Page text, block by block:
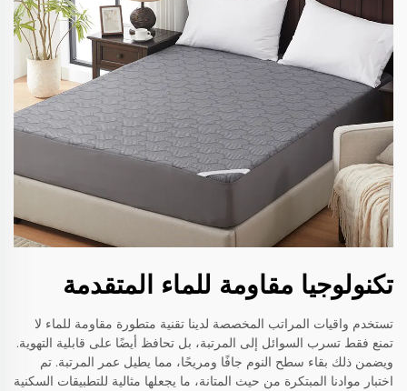
تكنولوجيا مقاومة للماء المتقدمة
تستخدم واقيات المراتب المخصصة لدينا تقنية متطورة مقاومة للماء لا
تمنع فقط تسرب السوائل إلى المرتبة، بل تحافظ أيضًا على قابلية التهوية.
ويضمن ذلك بقاء سطح النوم جافًا ومريحًا، مما يطيل عمر المرتبة. تم
اختبار موادنا المبتكرة من حيث المتانة، ما يجعلها مثالية للتطبيقات السكنية